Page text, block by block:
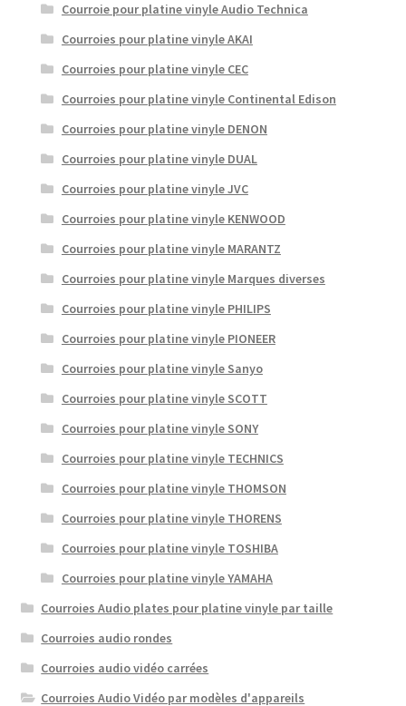
Courroie pour platine vinyle Audio Technica
Courroies pour platine vinyle AKAI
Courroies pour platine vinyle CEC
Courroies pour platine vinyle Continental Edison
Courroies pour platine vinyle DENON
Courroies pour platine vinyle DUAL
Courroies pour platine vinyle JVC
Courroies pour platine vinyle KENWOOD
Courroies pour platine vinyle MARANTZ
Courroies pour platine vinyle Marques diverses
Courroies pour platine vinyle PHILIPS
Courroies pour platine vinyle PIONEER
Courroies pour platine vinyle Sanyo
Courroies pour platine vinyle SCOTT
Courroies pour platine vinyle SONY
Courroies pour platine vinyle TECHNICS
Courroies pour platine vinyle THOMSON
Courroies pour platine vinyle THORENS
Courroies pour platine vinyle TOSHIBA
Courroies pour platine vinyle YAMAHA
Courroies Audio plates pour platine vinyle par taille
Courroies audio rondes
Courroies audio vidéo carrées
Courroies Audio Vidéo par modèles d'appareils